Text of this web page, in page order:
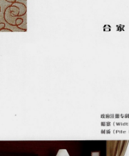
合家歡04系列